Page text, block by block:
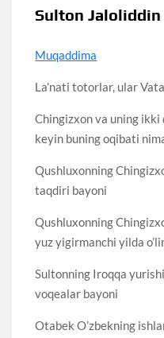
Sulton
Muqaddima
La’nati totorlar, ular
Chingizxon va uning ikki
keyin buning oqibati
Qushluxonning
taqdiri bayoni
Qushluxonning
yuz yigirmanchi yilda
Sultonning Iroqqa yurishi
voqealar bayoni
Otabek O’zbekning